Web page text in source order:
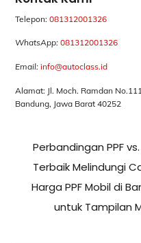
Telepon:081312001326
WhatsApp:081312001326
Email: info@autoclass.id
Alamat: Jl. Moch. Ramdan
Bandung, Jawa Barat 40252
Perbandingan PPF
Terbaik Melindungi
Harga PPF Mobil di
untuk Tampilan